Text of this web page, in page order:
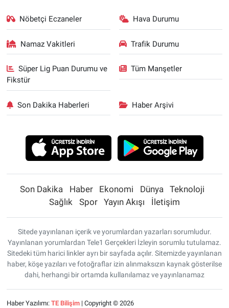
Nöbetçi Eczaneler Hava Durumu
Namaz Vakitleri Trafik Durumu
Süper Lig Puan Durumu ve
Fikstür
Tüm Manşetler
Son Dakika Haberleri Haber Arşivi
Son Dakika Haber Ekonomi Dünya
Teknoloji
Sağlık
Spor Yayın Akışı İletişim
Sitede yayınlanan içerik ve yorumlardan yazarları sorumludur.
Yayınlanan yorumlardan Tele1 Gerçekleri İzleyin sorumlu tutulamaz.
Sitedeki tüm harici linkler ayrı bir sayfada açılır. Sitemizde yayınlanan
haber, köşe yazıları ve fotoğraflar izin alınmaksızın kaynak gösterilse
dahi, herhangi bir ortamda kullanılamaz ve yayınlanamaz
Haber Yazılımı: TE Bilişim| Copyright © 2026